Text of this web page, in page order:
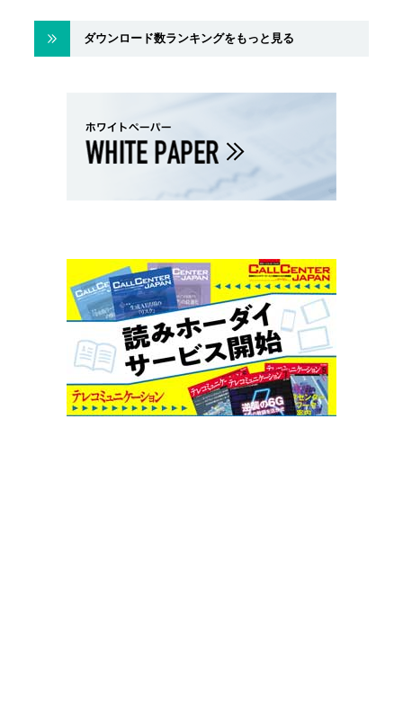
ダウンロード数ランキングをもっと見る